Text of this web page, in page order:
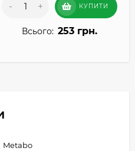
- + КУПИТИ
Всього: 253 грн.
Metabo